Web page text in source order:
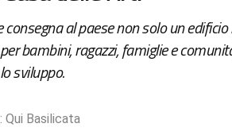
al paese non solo un
bambini, ragazzi, famiglie e
sviluppo.
Qui Basilicata